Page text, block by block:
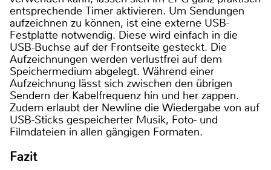
entsprechende Timer aktivieren. Um Sendungen
aufzeichnen zu können, ist eine externe USB-
Festplatte notwendig. Diese wird einfach in die
USB-Buchse auf der Frontseite gesteckt. Die
Aufzeichnungen werden verlustfrei auf dem
Speichermedium abgelegt. Während einer
Aufzeichnung lässt sich zwischen den übrigen
Sendern der Kabelfrequenz hin und her zappen.
Zudem erlaubt der Newline die Wiedergabe von auf
USB-Sticks gespeicherter Musik, Foto- und
Filmdateien in allen gängigen Formaten.
Fazit